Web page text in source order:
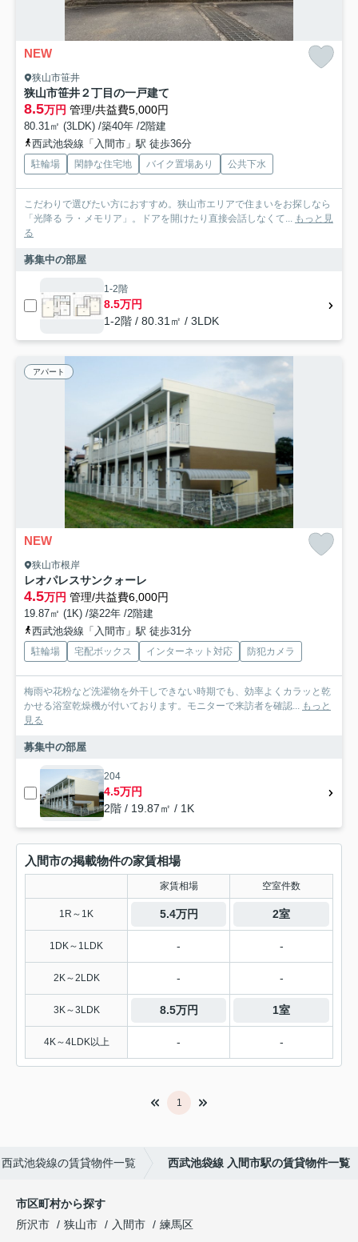
NEW
狭山市笹井
狭山市笹井２丁目の一戸建て
8.5万円 管理/共益費5,000円
80.31㎡ (3LDK) /築40年 /2階建
西武池袋線「入間市」駅 徒歩36分
駐輪場 閑静な住宅地 バイク置場あり 公共下水
こだわりで選びたい方におすすめ。狭山市エリアで住まいをお探しなら
「光降る ラ・メモリア」。ドアを開けたり直接会話しなくて... もっと見
る
募集中の部屋
1-2階
8.5万円
1-2階 / 80.31㎡ / 3LDK
アパート
NEW
狭山市根岸
レオパレスサンクォーレ
4.5万円 管理/共益費6,000円
19.87㎡ (1K) /築22年 /2階建
西武池袋線「入間市」駅 徒歩31分
駐輪場 宅配ボックス インターネット対応 防犯カメラ
梅雨や花粉など洗濯物を外干しできない時期でも、効率よくカラッと乾
かせる浴室乾燥機が付いております。モニターで来訪者を確認... もっと
見る
募集中の部屋
204
4.5万円
2階 / 19.87㎡ / 1K
入間市の掲載物件の家賃相場
家賃相場 空室件数
1R～1K 5.4万円 2室
1DK～1LDK - -
2K～2LDK - -
3K～3LDK 8.5万円 1室
4K～4LDK以上 - -
1
西武池袋線の賃貸物件一覧 西武池袋線 入間市駅の賃貸物件一覧
市区町村から探す
所沢市
狭山市 入間市
練馬区